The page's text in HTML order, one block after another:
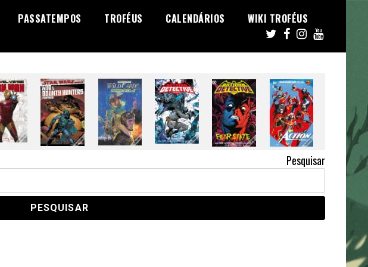
PASSATEMPOS TROFÉUS CALENDÁRIOS WIKI TROFÉUS
Pesquisar